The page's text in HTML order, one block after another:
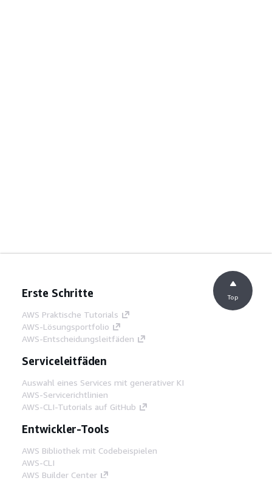
Erste Schritte
AWS Praktische Tutorials
AWS-Lösungsportfolio
AWS-Entscheidungsleitfäden
Serviceleitfäden
Auswahl eines Services mit generativer KI
AWS-Servicerichtlinien
AWS-CLI-Tutorials auf GitHub
Entwickler-Tools
AWS Bibliothek mit Codebeispielen
AWS-CLI
AWS Builder Center
Top